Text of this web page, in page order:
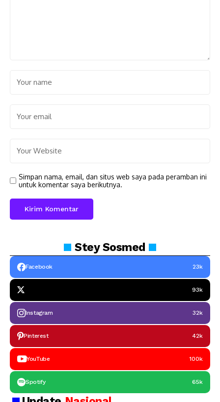
Simpan nama, email, dan situs web saya pada peramban ini
untuk komentar saya berikutnya.
SteySosmed
Facebook 23k
93k
Instagram 32k
Pinterest 42k
YouTube 100k
Spotify 65k